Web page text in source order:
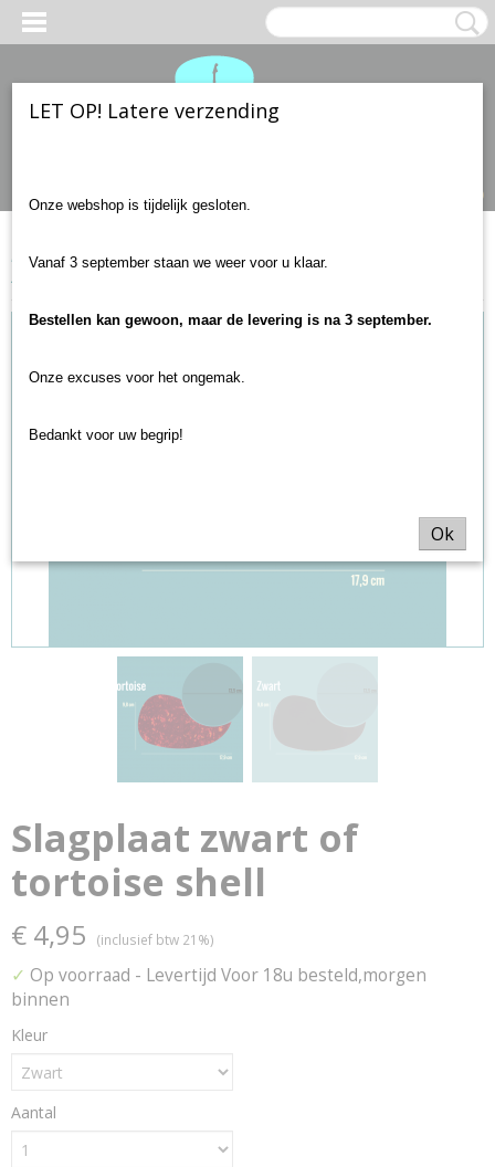
(0)
Home>Gitaar onderdelen> Slagplaten en backplates
zwart of tortoise shell
Slagplaat zwart of
tortoise shell
€ 4,95 (inclusief btw 21%)
✓ Op voorraad - Levertijd Voor 18u besteld,morgen
binnen
Kleur
Aantal
LET OP! Latere verzending
Onze webshop is tijdelijk gesloten.
Vanaf 3 september staan we weer voor u klaar.
Bestellen kan gewoon, maar de levering is na 3 september.
Onze excuses voor het ongemak.
Bedankt voor uw begrip!
Ok